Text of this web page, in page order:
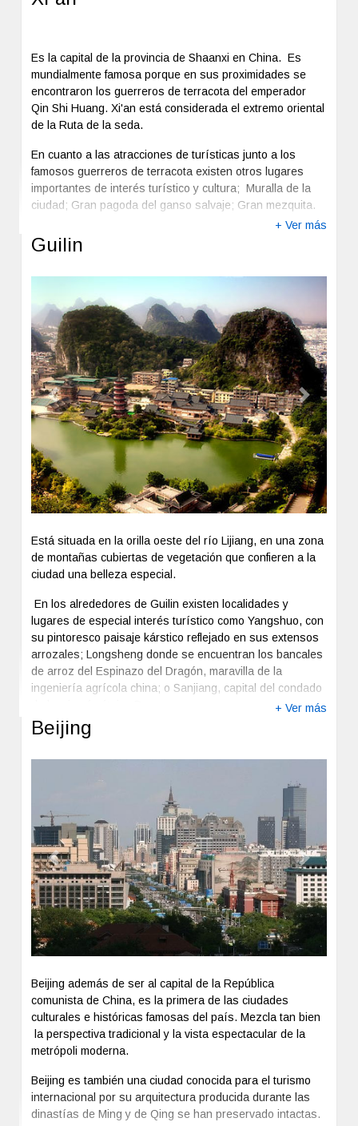
las imágenes más representativas de la ciudad.
Shanghái aún conserva retales de su pasado tradicional
que lo convierten en un destino exótico, lejano y
desconocido. Actualmente Shanghái funciona como cruce
de culturas que la convierten en un enclave cosmopolita y
abierto que tiene mucho que ofrecer a sus visitantes.
Shanghái posee un aspecto cambiante que se renueva
día a día con la construcción de imponentes rascacielos
que emergen en el área de Pudong, entre los que
destacan la peculiar Torre de la Televisión, el Shanghai
Como muestra del avance tecnológico de la ciudad,
Shanghái es la única ciudad del mundo que cuenta con
kilómetros por hora dejando estupefactos a sus viajeros.
Es la capital de la provincia de Shaanxi en China. Es
mundialmente famosa porque en sus proximidades se
encontraron los guerreros de terracota del emperador
Qin Shi Huang. Xi'an está considerada el extremo oriental
de la Ruta de la seda.
En cuanto a las atracciones de turísticas junto a los
famosos guerreros de terracota existen otros lugares
importantes de interés turístico y cultura; Muralla de la
ciudad; Gran pagoda del ganso salvaje; Gran mezquita.
+ Ver más
Guilin
Previous Next
Está situada en la orilla oeste del río Lijiang, en una zona
de montañas cubiertas de vegetación que confieren a la
ciudad una belleza especial.
En los alrededores de Guilin existen localidades y
lugares de especial interés turístico como Yangshuo, con
su pintoresco paisaje kárstico reflejado en sus extensos
arrozales; Longsheng donde se encuentran los bancales
de arroz del Espinazo del Dragón, maravilla de la
ingeniería agrícola china; o Sanjiang, capital del condado
+ Ver más
Beijing
Previous Next
Beijing además de ser al capital de la República
comunista de China, es la primera de las ciudades
culturales e históricas famosas del país. Mezcla tan bien
la perspectiva tradicional y la vista espectacular de la
metrópoli moderna.
Beijing es también una ciudad conocida para el turismo
internacional por su arquitectura producida durante las
dinastías de Ming y de Qing se han preservado intactas.